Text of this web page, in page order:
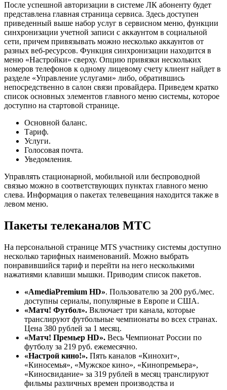
После успешной авторизации в системе ЛК абоненту будет
представлена главная страница сервиса. Здесь доступен
приведенный выше набор услуг в сервисном меню, функции
синхронизации учетной записи с аккаунтом в социальной
сети, причем привязывать можно несколько аккаунтов от
разных веб-ресурсов. Функция синхронизации находится в
меню «Настройки» сверху. Опцию привязки нескольких
номеров телефонов к одному лицевому счету клиент найдет в
разделе «Управление услугами» либо, обратившись
непосредственно в салон связи провайдера. Приведем кратко
список основных элементов главного меню системы, которое
доступно на стартовой странице.
Основной баланс.
Тариф.
Услуги.
Голосовая почта.
Уведомления.
Управлять стационарной, мобильной или беспроводной
связью можно в соответствующих пунктах главного меню
слева. Информация о пакетах телевещания находится также в
левом меню.
Пакеты телеканалов МТС
На персональной странице MTS участнику системы доступно
несколько тарифных наименований. Можно выбрать
понравившийся тариф и перейти на него несколькими
нажатиями клавиши мышки. Приводим список пакетов.
«AmediaPremium HD». Пользователю за 200 руб./мес.
доступны сериалы, популярные в Европе и США.
«Матч! Футбол». Включает три канала, которые
транслируют футбольные чемпионаты во всех странах.
Цена 380 рублей за 1 месяц.
«Матч! Премьер HD». Весь Чемпионат России по
футболу за 219 руб. ежемесячно.
«Настрой кино!». Пять каналов «Кинохит»,
«Киносемья», «Мужское кино», «Кинопремьера»,
«Киносвидание» за 319 рублей в месяц транслируют
фильмы различных времен производства и